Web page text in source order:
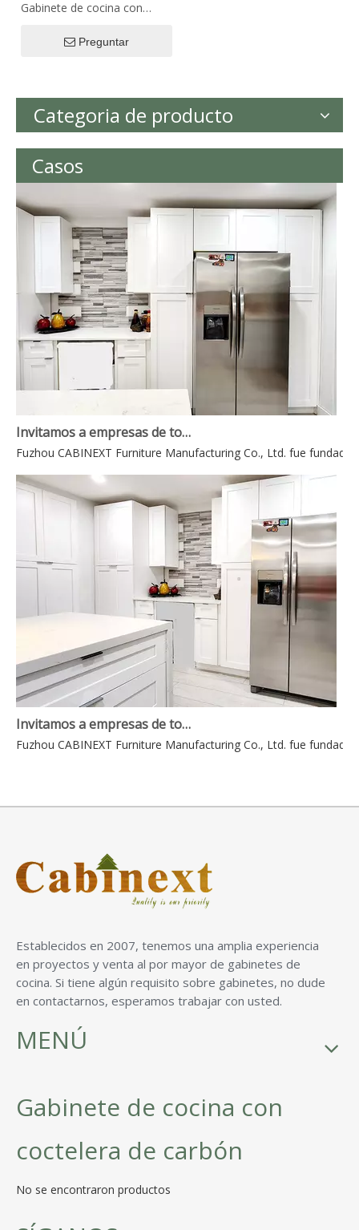
Gabinete de cocina con
Preguntar
Categoria de producto
Casos
Invitamos a empresas de todo el mundo a contactarnos para realizar negocios mutuamente beneficiosos.
Fuzhou CABINEXT Furniture Manufacturing Co., Ltd. fue
Invitamos a empresas de todo el mundo a contactarnos para realizar negocios mutuamente beneficiosos.
Fuzhou CABINEXT Furniture Manufacturing Co., Ltd. fue
Establecidos en 2007, tenemos una amplia experiencia
en proyectos y venta al por mayor de gabinetes de
cocina. Si tiene algún requisito sobre gabinetes, no dude
en contactarnos, esperamos trabajar con usted.
MENÚ
Gabinete de cocina con
coctelera de carbón
No se encontraron productos